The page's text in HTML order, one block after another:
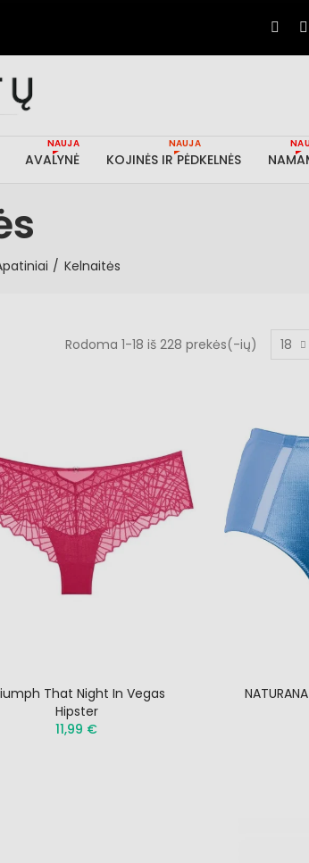
AVALYNĖ
NAUJA
KOJINĖS IR PĖDKELNĖS
NAUJA
Kelnaitės
Rodoma 1-18 iš 228 prekės(-ių) 18
That Night In Vegas
Hipster
11,99 €